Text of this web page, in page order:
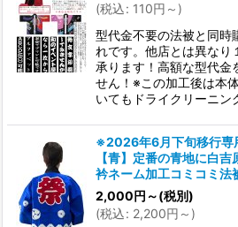
(税込: 110円 ～ )
型代金不要の法被と同時
れです。他店とは異なり
承ります！高額な型代金
せん！※この加工後は本
いてもドライクリーニン
※2026年6月下旬移行専
【青】定番の青地に白
衿ネーム加工コミコミ法
2,000円 ～(税別)
(税込: 2,200円 ～ )